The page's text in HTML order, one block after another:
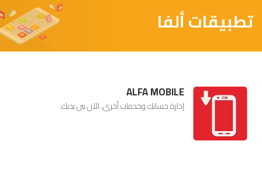
تطبيقات ألفا
ALFA MOBILE
إدارة حسابك وخدمات أخرى، الآن بين يديك.